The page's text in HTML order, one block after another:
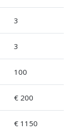
3
3
100
€ 200
€ 1150